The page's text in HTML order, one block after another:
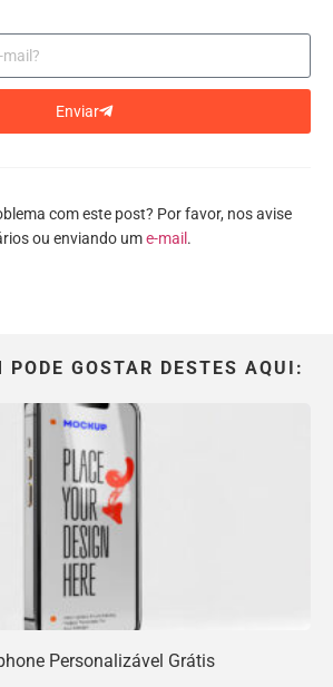
Enviar
com este post? Por favor, nos avise
ou enviando ume-mail .
PODE GOSTAR DESTES AQUI:
Personalizável Grátis